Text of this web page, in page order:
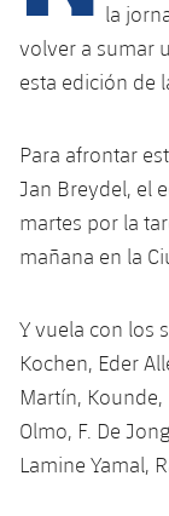
plusicon
más
Spotify
Estadi
Barça Cafe
Ciutat
plusicon
más
SUB13
SUB11 A
SUB11 B
SUB10 B
SUB9 A
SUB9 B
SUB13 B
SUB11 C
Entradas
Fotos
Historia
Base
Barça
Cadete A
Cadete B
Infantil B
Mini
Campus
PLUSICON
MÁS
plusicon
más
Entradas
Barça
plusicon
más
Juvenil
Cadete A
PLUSICON
MÁS
Primer
Barça
plusicon
la
volver a sumar
esta edición de
Para afrontar
Jan Breydel, el
martes por la
mañana en la
Y vuela con los
Kochen, Eder
Martín, Kounde,
Olmo, F. De
Lamine Yamal,